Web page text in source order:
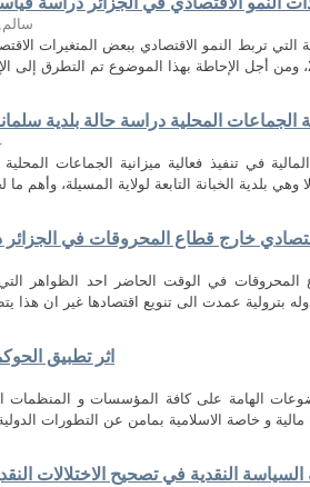
تربط النمو الاقتصادي ببعض المتغيرات
المحلية دراسة حالة بلدية سلمانة ( 2016– 2021 ) -
في تنفيذ فعالية ميزانية الجماعات
خارج قطاع المحروقات في الجزائر دراسة
المحروقات في الوقت الحاضر احد الظواهر التي
اثر تطبيق
الهامة على كافة المؤسسات و المنظمات
النقدية في تصحيح الاختلالات النقدية في